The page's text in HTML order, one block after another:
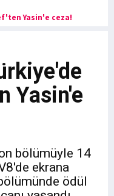
Yasin'e ceza!
Yasin'e
bölümüyle 14
ekrana
ödül